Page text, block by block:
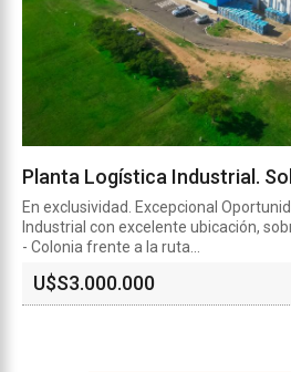
Planta Logística Industrial.
En exclusividad. Excepcional
Industrial con excelente ubicación,
- Colonia frente a la ruta...
U$S3.000.000